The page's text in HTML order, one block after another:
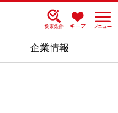
企業情報